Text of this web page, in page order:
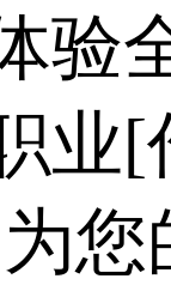
验
业[
您